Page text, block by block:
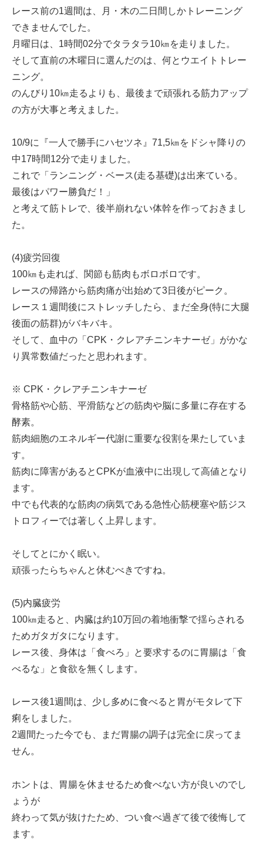
レース前の1週間は、月・木の二日間しかトレーニング
できませんでした。
月曜日は、1時間02分でタラタラ10㎞を走りました。
そして直前の木曜日に選んだのは、何とウエイトトレー
ニング。
のんびり10㎞走るよりも、最後まで頑張れる筋力アップ
の方が大事と考えました。
10/9に『一人で勝手にハセツネ』71,5㎞をドシャ降りの
中17時間12分で走りました。
これで「ランニング・ベース(走る基礎)は出来ている。
最後はパワー勝負だ！」
と考えて筋トレで、後半崩れない体幹を作っておきまし
た。
(4)疲労回復
100㎞も走れば、関節も筋肉もボロボロです。
レースの帰路から筋肉痛が出始めて3日後がピーク。
レース１週間後にストレッチしたら、まだ全身(特に大腿
後面の筋群)がバキバキ。
そして、血中の「CPK・クレアチニンキナーゼ」がかな
り異常数値だったと思われます。
※ CPK・クレアチニンキナーゼ
骨格筋や心筋、平滑筋などの筋肉や脳に多量に存在する
酵素。
筋肉細胞のエネルギー代謝に重要な役割を果たしていま
す。
筋肉に障害があるとCPKが血液中に出現して高値となり
ます。
中でも代表的な筋肉の病気である急性心筋梗塞や筋ジス
トロフィーでは著しく上昇します。
そしてとにかく眠い。
頑張ったらちゃんと休むべきですね。
(5)内臓疲労
100㎞走ると、内臓は約10万回の着地衝撃で揺らされる
ためガタガタになります。
レース後、身体は「食べろ」と要求するのに胃腸は「食
べるな」と食欲を無くします。
レース後1週間は、少し多めに食べると胃がモタレて下
痢をしました。
2週間たった今でも、まだ胃腸の調子は完全に戻ってま
せん。
ホントは、胃腸を休ませるため食べない方が良いのでし
ょうが
終わって気が抜けたため、つい食べ過ぎて後で後悔して
ます。